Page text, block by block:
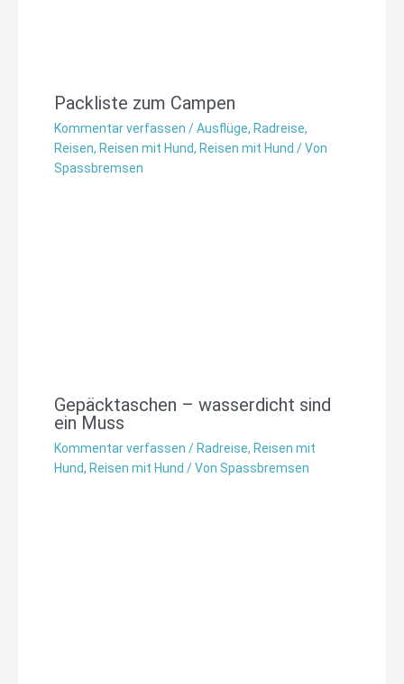
Packliste zum Campen
Kommentar verfassen /Ausflüge, Radreise,
Reisen, Reisen mit Hund, Reisen mit Hund / Von
Spassbremsen
Gepäcktaschen – wasserdicht sind
ein Muss
Kommentar verfassen / Radreise, Reisen mit
Hund, Reisen mit Hund / Von Spassbremsen